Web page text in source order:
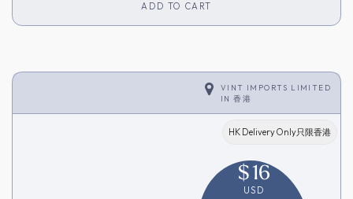
ADD TO CART
VINT IMPORTS LIMITED
IN香港
HK Delivery Only只限香港
$16
USD